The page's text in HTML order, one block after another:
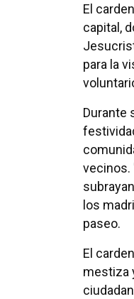
El
capital,
para la
Durante
vecinos.
los
paseo.
El
mestiza